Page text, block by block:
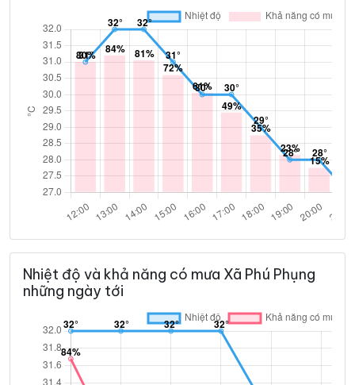
Nhiệt độ và khả năng có mưa Xã Phú Phụng
những ngày tới